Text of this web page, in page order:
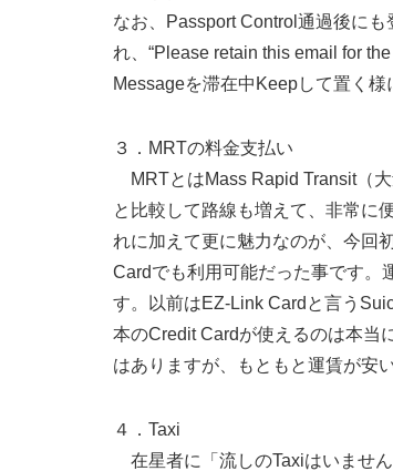
なお、Passport Control通過後に
れ、“Please retain this email for
Messageを滞在中Keepして置く様
３．MRTの料金支払い
MRTとはMass Rapid Transit（
と比較して路線も増えて、非常に
れに加えて更に魅力なのが、今回
Cardでも利用可能だった事です。
す。以前はEZ-Link Cardと言う
本のCredit Cardが使えるのは本当
はありますが、もともと運賃が安
４．Taxi
在星者に「流しのTaxiはいませ